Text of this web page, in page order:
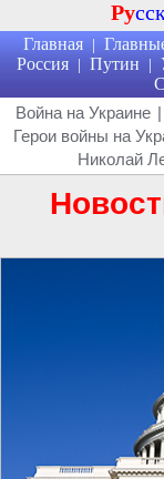
Ру
Главная |
Россия | Путин |
Война на Украине |
Герои войны на
Николай